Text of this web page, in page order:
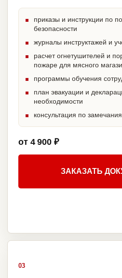
приказы и инструкции по
безопасности
журналы инструктажей и
расчет огнетушителей и
пожаре для мясного
программы обучения
план эвакуации и
необходимости
консультация по
от 4 900 ₽
ЗАКАЗАТЬ
03